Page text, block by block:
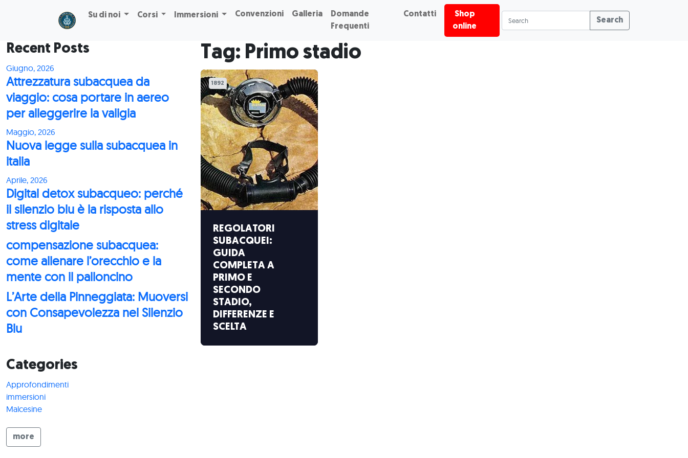
Su di noi Corsi Immersioni Convenzioni Galleria
Domande
Frequenti
Contatti
Shop
online
Search
Tag: Primo stadio
1892
REGOLATORI
SUBACQUEI:
GUIDA
COMPLETA A
PRIMO E
SECONDO
STADIO,
DIFFERENZE E
SCELTA
Recent Posts
Giugno, 2026
Attrezzatura subacquea da
viaggio: cosa portare in aereo
per alleggerire la valigia
Maggio, 2026
Nuova legge sulla subacquea in
italia
Aprile, 2026
Digital detox subacqueo: perché
il silenzio blu è la risposta allo
stress digitale
compensazione subacquea:
come allenare l’orecchio e la
mente con il palloncino
L’Arte della Pinneggiata: Muoversi
con Consapevolezza nel Silenzio
Blu
Categories
Approfondimenti
immersioni
Malcesine
more